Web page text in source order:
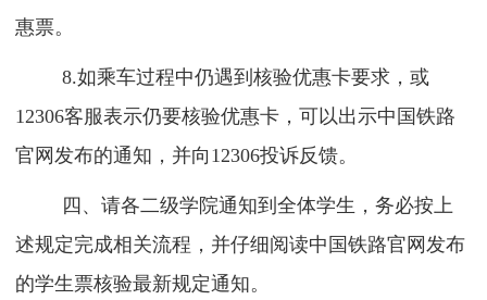
惠票。
8.如乘车过程中仍遇到核验优惠卡要求，或
12306客服表示仍要核验优惠卡，可以出示中国铁路
官网发布的通知，并向12306投诉反馈。
四、请各二级学院通知到全体学生，务必按上
述规定完成相关流程，并仔细阅读中国铁路官网发布
的学生票核验最新规定通知。